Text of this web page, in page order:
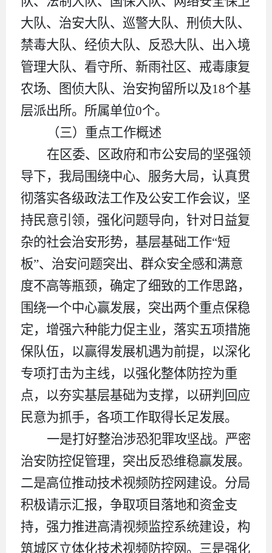
大队、治安大队、巡警大队、刑侦大队、
禁毒大队、经侦大队、反恐大队、出入境
管理大队、看守所、新雨社区、戒毒康复
农场、图侦大队、治安拘留所以及18个基
层派出所。 所属单位0个。
（三）重点工作概述
在区委、区政府和市公安局的坚强领
导下， 我局围绕中心、服务大局，认真贯
彻落实各级政法工作及公安工作会议，坚
持民意引领，强化问题导向，针对日益复
杂的社会治安形势，基层基础工作“短
板”、治安问题突出、群众安全感和满意
度不高等瓶颈，确定了细致的工作思路，
围绕一个中心赢发展，突出两个重点保稳
定，增强六种能力促主业，落实五项措施
保队伍，以赢得发展机遇为前提，以深化
专项打击为主线，以强化整体防控为重
点，以夯实基层基础为支撑，以研判回应
民意为抓手，各项工作取得长足发展。
一是打好整治涉恐犯罪攻坚战。严密
治安防控促管理， 突出反恐维稳赢发展。
二是高位推动技术视频防控网建设。分局
积极请示汇报，争取项目落地和资金支
持，强力推进高清视频监控系统建设，构
筑城区立体化技术视频防控网。 三是强化